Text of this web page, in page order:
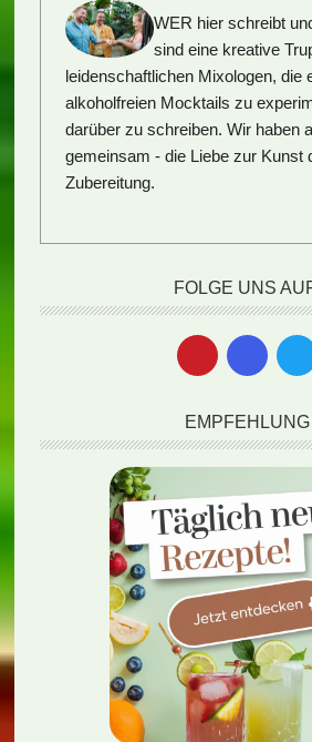
WER hier schreibt
sind eine kreative
leidenschaftlichen Mixologen, die
alkoholfreien Mocktails zu
darüber zu schreiben. Wir haben
gemeinsam - die Liebe zur Kunst
Zubereitung.
FOLGE UNS
EMPFEHLUNG